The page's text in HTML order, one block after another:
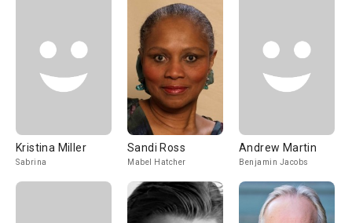
Kristina Miller
Sabrina
Sandi Ross
Mabel Hatcher
Andrew Martin
Benjamin Jacobs